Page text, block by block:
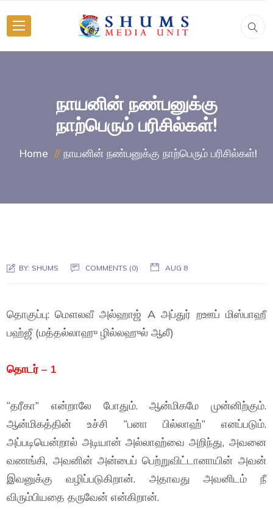
நாயனின் நண்பனுக்கு
நாற்பெரும் பரிசில்கள்!
Home நாயனின் நண்பனுக்கு நாற்பெரும் பரிசில்கள்!
BY: SHUMS COMMENTS (0) AUG 8
தொகுப்பு: மௌலவீ அல்ஹாஜ் A அப்துர் றஊப் மிஸ்பாஹீ
பஹ்ஜீ (மத்தல்லாஹு ழில்லஹுல் ஆலீ)
தொடர் – 1
“தரீகா” என்றாலே போதும். ஆன்மிகமே முன்னிற்கும்.
ஆன்மிகத்தின் உச்சி “பனா பில்லாஹ்” எனப்படும்.
அப்படியென்றால் அடியான் அல்லாஹ்வை அறிந்து, அவனை
வணங்கி, அவனின் அன்பைப் பெற்றுவிட்டானாயின் அவன்
இவனுக்கு வழிப்படுகிறான். அதாவது அவனிடம் நீ
விரும்பியதை தருவேன் என்கிறான்.